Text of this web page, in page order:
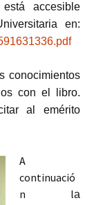
accesible
en:
conocimientos
con el libro.
al emérito
A
continuació
n la